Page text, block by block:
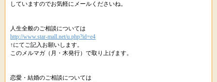
していますのでお気軽にメールくださいね。
人生全般のご相談については
http://www.star-mall.net/u.php?id=e4
↑にてご記入お願いします。
このメルマガ（月・木発行）で取り上げます。
恋愛・結婚のご相談については